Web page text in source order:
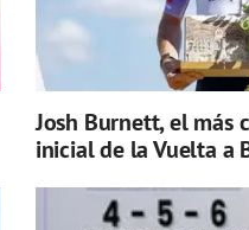
Josh Burnett, el más
inicial de la Vuelta a